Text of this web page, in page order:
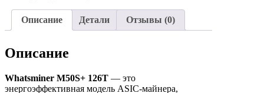
Описание Детали Отзывы (0)
Описание
Whatsminer M50S+ 126T — это
энергоэффективная модель ASIC-майнера,